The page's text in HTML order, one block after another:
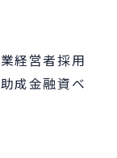
経営者採用
助成金融資ベ